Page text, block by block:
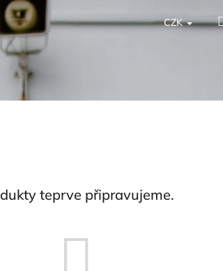
CZK
teprve připravujeme.